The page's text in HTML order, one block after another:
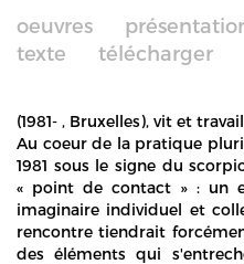
oeuvres
texte
télécharger
(1981- , Bruxelles), vit et
Au coeur de la pratique
1981 sous le signe du
« point de contact » : un
imaginaire individuel et
rencontre tiendrait
des éléments qui